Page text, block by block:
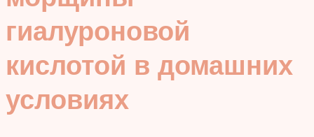
гиалуроновой
кислотой в домашних
условиях